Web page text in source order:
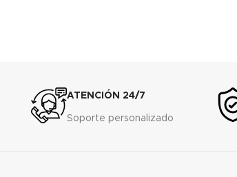
ATENCIÓN 24/7
Soporte personalizado